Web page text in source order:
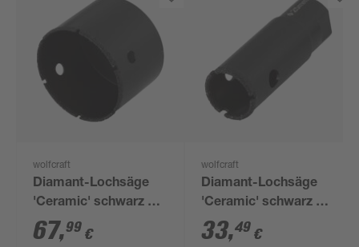
wolfcraft
Diamant-Lochsäge
'Ceramic' schwarz Ø
68 mm
67,99 €
wolfcraft
Diamant-Lochsäge
'Ceramic' schwarz Ø
25 mm
33,49 €